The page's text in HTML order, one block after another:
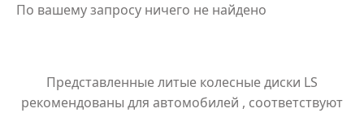
По вашему запросу ничего не найдено
Представленные литые колесные диски LS
рекомендованы для автомобилей , соответствуют